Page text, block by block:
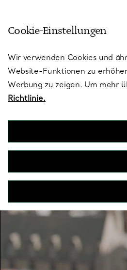
Eheringe für Damen
Cookie-Einstellungen
Wir verwenden Cookies und
Website-Funktionen zu
Werbung zu zeigen. Um mehr
Richtlinie.